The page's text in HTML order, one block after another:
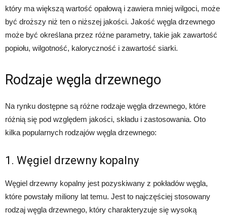
który ma większą wartość opałową i zawiera mniej wilgoci, może
być droższy niż ten o niższej jakości. Jakość węgla drzewnego
może być określana przez różne parametry, takie jak zawartość
popiołu, wilgotność, kaloryczność i zawartość siarki.
Rodzaje węgla drzewnego
Na rynku dostępne są różne rodzaje węgla drzewnego, które
różnią się pod względem jakości, składu i zastosowania. Oto
kilka popularnych rodzajów węgla drzewnego:
1. Węgiel drzewny kopalny
Węgiel drzewny kopalny jest pozyskiwany z pokładów węgla,
które powstały miliony lat temu. Jest to najczęściej stosowany
rodzaj węgla drzewnego, który charakteryzuje się wysoką